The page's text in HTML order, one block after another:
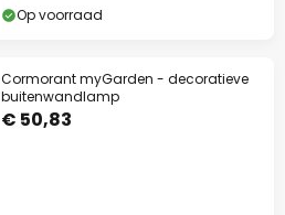
Op voorraad
Cormorant myGarden - decoratieve
buitenwandlamp
€ 50,83